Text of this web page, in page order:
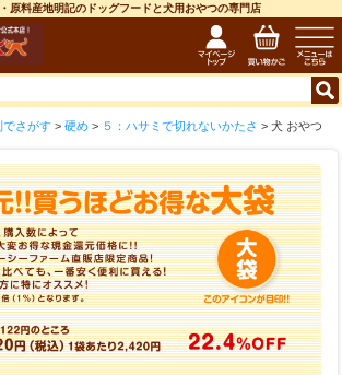
原料産地明記のドッグフードと犬用おやつの専門店
でさがす > 硬め > ５：ハサミで切れないかたさ > 犬 おやつ